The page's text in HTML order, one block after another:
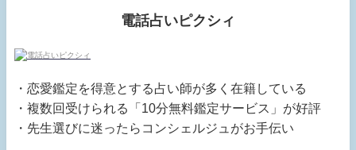
電話占いピクシィ
・恋愛鑑定を得意とする占い師が多く在籍している
・複数回受けられる「10分無料鑑定サービス」が好評
・先生選びに迷ったらコンシェルジュがお手伝い